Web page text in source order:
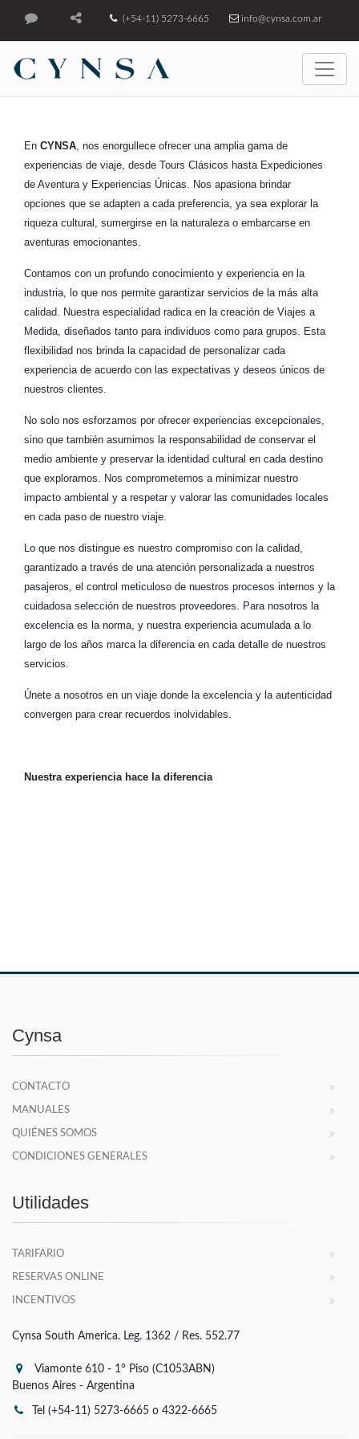
(+54-11) 5273-6665 info@cynsa.com.ar
En CYNSA, nos enorgullece ofrecer una amplia gama de
experiencias de viaje, desde Tours Clásicos hasta Expediciones
de Aventura y Experiencias Únicas. Nos apasiona brindar
opciones que se adapten a cada preferencia, ya sea explorar la
riqueza cultural, sumergirse en la naturaleza o embarcarse en
aventuras emocionantes.
Contamos con un profundo conocimiento y experiencia en la
industria, lo que nos permite garantizar servicios de la más alta
calidad. Nuestra especialidad radica en la creación de Viajes a
Medida, diseñados tanto para individuos como para grupos. Esta
flexibilidad nos brinda la capacidad de personalizar cada
experiencia de acuerdo con las expectativas y deseos únicos de
nuestros clientes.
No solo nos esforzamos por ofrecer experiencias excepcionales,
sino que también asumimos la responsabilidad de conservar el
medio ambiente y preservar la identidad cultural en cada destino
que exploramos. Nos comprometemos a minimizar nuestro
impacto ambiental y a respetar y valorar las comunidades locales
en cada paso de nuestro viaje.
Lo que nos distingue es nuestro compromiso con la calidad,
garantizado a través de una atención personalizada a nuestros
pasajeros, el control meticuloso de nuestros procesos internos y la
cuidadosa selección de nuestros proveedores. Para nosotros la
excelencia es la norma, y nuestra experiencia acumulada a lo
largo de los años marca la diferencia en cada detalle de nuestros
servicios.
Únete a nosotros en un viaje donde la excelencia y la autenticidad
convergen para crear recuerdos inolvidables.
Nuestra experiencia hace la diferencia
Cynsa
CONTACTO
MANUALES
QUIÉNES SOMOS
CONDICIONES GENERALES
Utilidades
TARIFARIO
RESERVAS ONLINE
INCENTIVOS
Cynsa South America. Leg. 1362 / Res. 552.77
Viamonte 610 - 1° Piso (C1053ABN)
Buenos Aires - Argentina
Tel (+54-11) 5273-6665 o 4322-6665